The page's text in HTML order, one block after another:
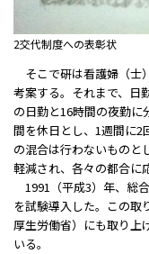
2交代制度への表彰状
そこで硏は看護婦（士
考案する。それまで、日
の日勤と16時間の夜勤に
間を休日とし、1週間に2
の混合は行わないものと
軽減され、各々の都合に
1991（平成3）年、総
を試験導入した。この取
厚生労働省）にも取り上
いる。